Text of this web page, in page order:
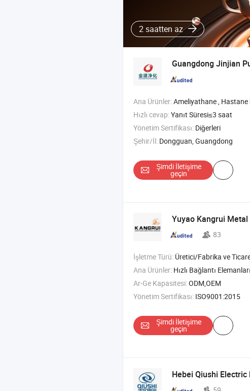
2 saatten az
Guangdong Jinjian
Ana Ürünler:Ameliyathane , Hastane Kapısı , Temiz Oda , Sandviç Panel ,
Hızlı cevap:Yanıt Süresi≤3 saat
Yönetim Sertifikası: Diğerleri
Şehir/İl: Dongguan, Guangdong
Şimdi İletişime
geçin
Yuyao Kangrui
83
İşletme Türü: Üretici/Fabrika ve Ticaret
Ana Ürünler: Hızlı Bağlantı Elemanları ve Donanım Damgalama Ürünleri ,
Ar-Ge Kapasitesi:ODM,OEM
Yönetim Sertifikası: ISO9001:2015
Şimdi İletişime
geçin
Hebei Qiushi